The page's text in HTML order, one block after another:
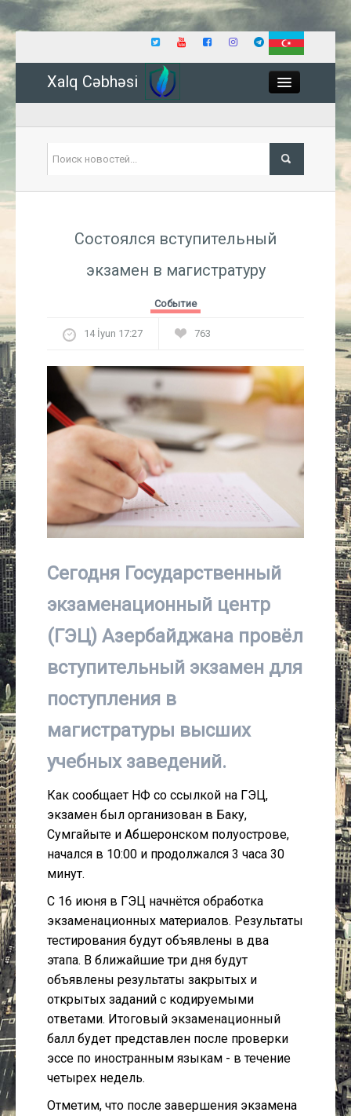
Xalq Cəbhəsi
Экономика
Культура
Интервью
Виды спорта
Проект
Литература
Актуально
Контакты
Состоялся вступительный
экзамен в магистратуру
Событие
14 İyun 17:27 763
Сегодня Государственный
экзаменационный центр
(ГЭЦ) Азербайджана провёл
вступительный экзамен для
поступления в
магистратуры высших
учебных заведений.
Как сообщает НФ со ссылкой на ГЭЦ,
экзамен был организован в Баку,
Сумгайыте и Абшеронском полуострове,
начался в 10:00 и продолжался 3 часа 30
минут.
С 16 июня в ГЭЦ начнётся обработка
экзаменационных материалов. Результаты
тестирования будут объявлены в два
этапа. В ближайшие три дня будут
объявлены результаты закрытых и
открытых заданий с кодируемыми
ответами. Итоговый экзаменационный
балл будет представлен после проверки
эссе по иностранным языкам - в течение
четырех недель.
Отметим, что после завершения экзамена